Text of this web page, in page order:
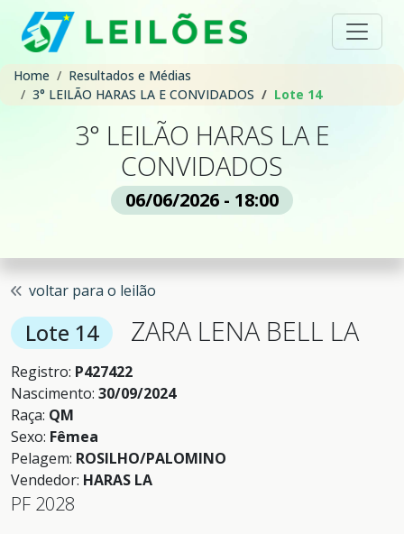
Home
Resultados e Médias
3° LEILÃO HARAS LA E CONVIDADOS
Lote 14
3° LEILÃO HARAS LA E
CONVIDADOS
06/06/2026 - 18:00
voltar para o leilão
Lote 14 ZARA LENA BELL LA
Registro: P427422
Nascimento: 30/09/2024
Raça: QM
Sexo: Fêmea
Pelagem: ROSILHO/PALOMINO
Vendedor: HARAS LA
PF 2028